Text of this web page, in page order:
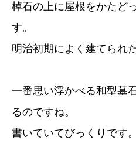
棹石の上に屋根をかたど
す。
明治初期によく建てられ
一番思い浮かべる和型墓
るのですね。
書いていてびっくりです